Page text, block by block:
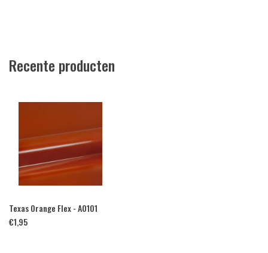
Recente producten
Texas Orange Flex - A0101
€1,95